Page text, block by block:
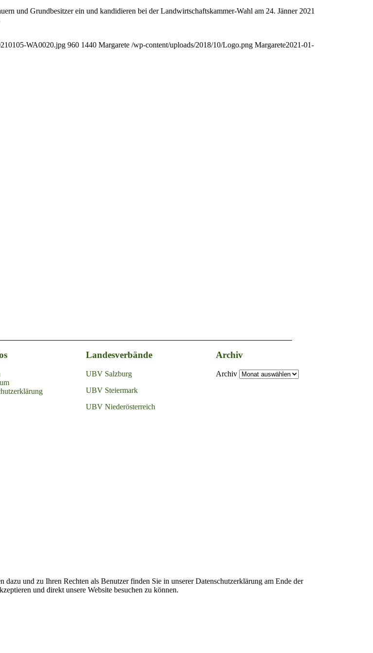
und Grundbesitzer ein und kandidieren bei der Landwirtschaftskammer-Wahl am 24. Jänner 2021
WA0020.jpg 960 1440 Margarete /wp-content/uploads/2018/10/Logo.png Margarete2021-01-
Landesverbände
UBV Salzburg
UBV Steiermark
UBV Niederösterreich
Archiv
Archiv
dazu und zu Ihren Rechten als Benutzer finden Sie in unserer Datenschutzerklärung am Ende der
und direkt unsere Website besuchen zu können.